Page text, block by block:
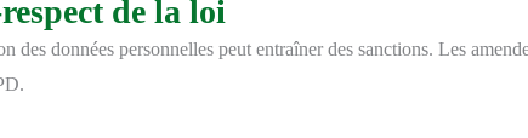
de la loi
des données personnelles peut entraîner des sanctions. Les